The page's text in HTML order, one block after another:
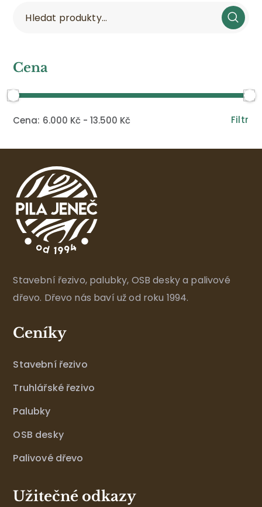
Cena
Filtr
6.000 Kč 13.500 Kč
Stavební řezivo, palubky, OSB desky a palivové
dřevo. Dřevo nás baví už od roku 1994.
Ceníky
Stavební řezivo
Truhlářské řezivo
Palubky
OSB desky
Palivové dřevo
Užitečné odkazy